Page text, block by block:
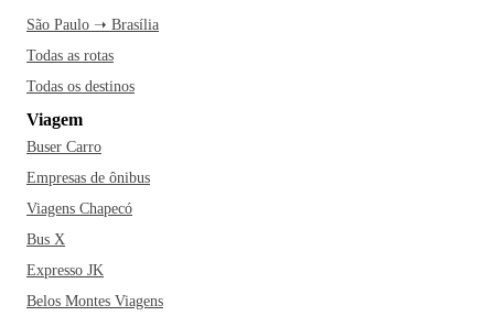
São Paulo ➝ Brasília
Todas as rotas
Todas os destinos
Viagem
Buser Carro
Empresas de ônibus
Viagens Chapecó
Bus X
Expresso JK
Belos Montes Viagens